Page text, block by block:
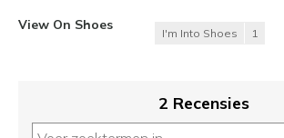
View On Shoes
I'm Into Shoes 1
2 Recensies